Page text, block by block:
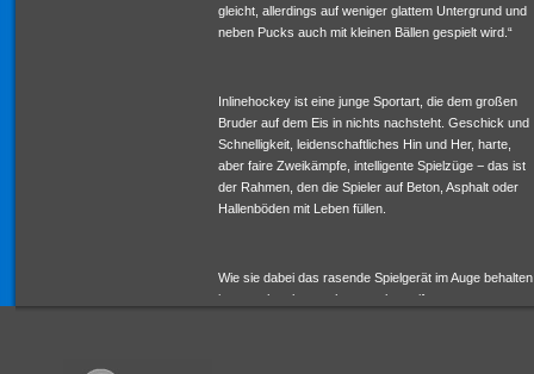
gleicht, allerdings auf weniger glattem Untergrund und
neben Pucks auch mit kleinen Bällen gespielt wird.“
Inlinehockey ist eine junge Sportart, die dem großen
Bruder auf dem Eis in nichts nachsteht. Geschick und
Schnelligkeit, leidenschaftliches Hin und Her, harte,
aber faire Zweikämpfe, intelligente Spielzüge − das ist
der Rahmen, den die Spieler auf Beton, Asphalt oder
Hallenböden mit Leben füllen.
Wie sie dabei das rasende Spielgerät im Auge
ist manchmal nur schwer zu begreifen . . .